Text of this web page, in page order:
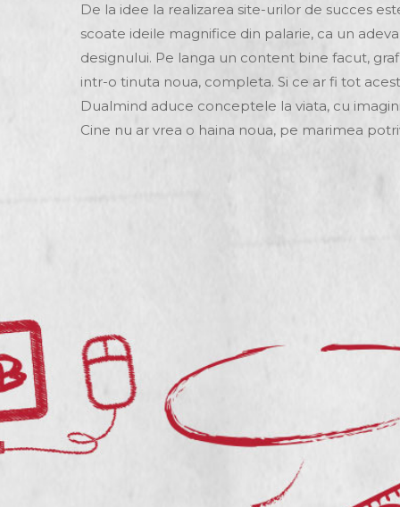
De la idee la realizarea site-urilor de succes
scoate ideile magnifice din palarie, ca un
designului. Pe langa un content bine facut,
intr-o tinuta noua, completa. Si ce ar fi tot
Dualmind aduce conceptele la viata, cu
Cine nu ar vrea o haina noua, pe marimea